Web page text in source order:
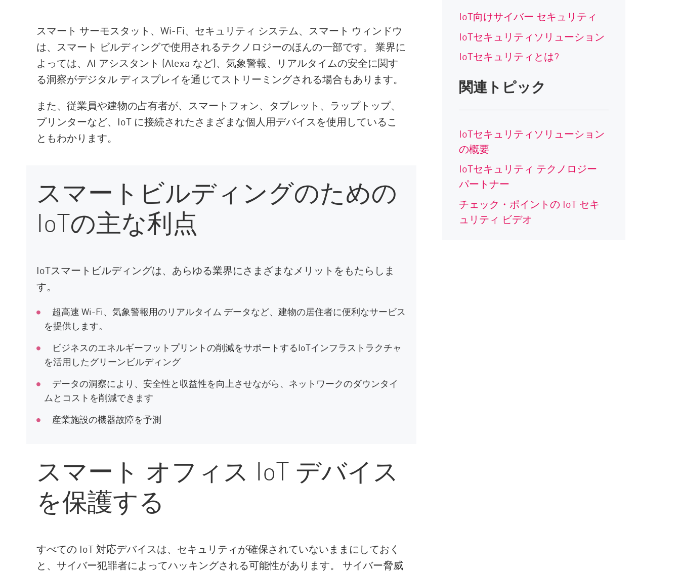
スマート サーモスタット、Wi-Fi、セキュリティ システム、スマート ウィンドウ
は、スマート ビルディングで使用されるテクノロジーのほんの一部です。 業界に
よっては、AI アシスタント (Alexa など)、気象警報、リアルタイムの安全に関す
る洞察がデジタル ディスプレイを通じてストリーミングされる場合もあります。
また、従業員や建物の占有者が、スマートフォン、タブレット、ラップトップ、
プリンターなど、IoT に接続されたさまざまな個人用デバイスを使用しているこ
ともわかります。
スマートビルディングのための
IoTの主な利点
IoTスマートビルディングは、あらゆる業界にさまざまなメリットをもたらしま
す。
超高速 Wi-Fi、気象警報用のリアルタイム データなど、建物の居住者に便利なサービス
を提供します。
ビジネスのエネルギーフットプリントの削減をサポートするIoTインフラストラクチャ
を活用したグリーンビルディング
データの洞察により、安全性と収益性を向上させながら、ネットワークのダウンタイ
ムとコストを削減できます
産業施設の機器故障を予測
スマート オフィス IoT デバイス
を保護する
すべての IoT 対応デバイスは、セキュリティが確保されていないままにしておく
と、サイバー犯罪者によってハッキングされる可能性があります。 サイバー脅威
IoT向けサイバー セキュリティ
IoTセキュリティソリューション
IoTセキュリティとは?
関連トピック
IoTセキュリティソリューション
の概要
IoTセキュリティ テクノロジー
パートナー
チェック・ポイントの IoT セキ
ュリティ ビデオ